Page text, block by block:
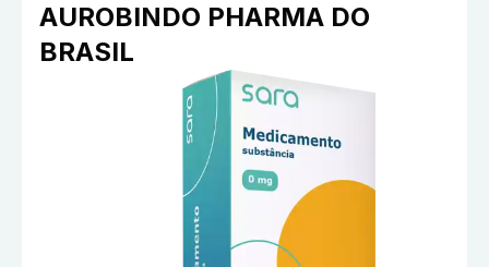
AUROBINDO PHARMA DO
BRASIL